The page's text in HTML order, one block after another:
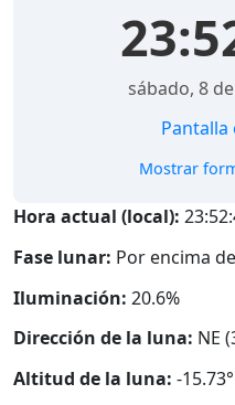
sábado, 8
Pantalla
Mostrar
Hora actual (local):
Fase lunar: Por encima
Iluminación: 20.6%
Dirección de la luna: NE
Altitud de la luna: -15.73°